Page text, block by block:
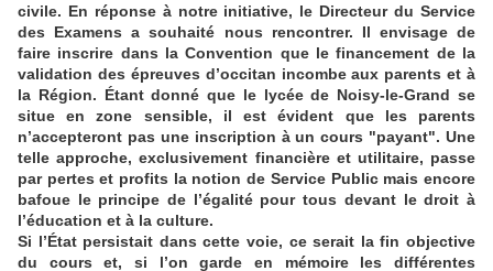
civile. En réponse à notre initiative, le Directeur du Service
des Examens a souhaité nous rencontrer. Il envisage de
faire inscrire dans la Convention que le financement de la
validation des épreuves d’occitan incombe aux parents et à
la Région. Étant donné que le lycée de Noisy-le-Grand se
situe en zone sensible, il est évident que les parents
n’accepteront pas une inscription à un cours "payant". Une
telle approche, exclusivement financière et utilitaire, passe
par pertes et profits la notion de Service Public mais encore
bafoue le principe de l’égalité pour tous devant le droit à
l’éducation et à la culture.
Si l’État persistait dans cette voie, ce serait la fin objective
du cours et, si l’on garde en mémoire les différentes